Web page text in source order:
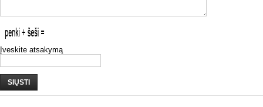
Įveskite atsakymą
SIŲSTI